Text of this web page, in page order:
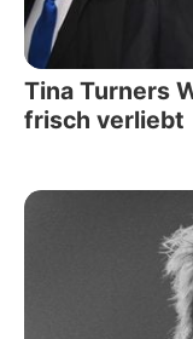
Tina Turners
frisch verliebt